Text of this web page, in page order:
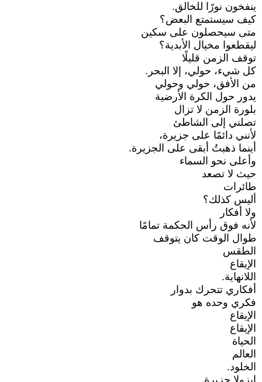
ينفخون نورًا للخالق.
كيف سيستمتع البعض؟
متى سيحصلون على سكين
ليقطعوا مخيال الأبدية؟
توقف الزمن قليلًا
كل شيء، حولي، إلا البحر.
من الأفق، حولي وحولي
يدور حول الكرة الأرضية
بلورة الزمن لا تزال
تصلني إلى الشاطئ
لأنني دائمًا على جزيرة،
أينما ذهبتُ أبقى على الجزيرة.
وأعلى نحو السماء
حيث لا تصعد
طائرات
أليس كذلك؟
ولا أفكار
لأنه فوق رأس الحكمة تمامًا
طوال الوقت كان يتوقف
الطقس
الإيقاع
اللانهاية.
أفكاري تتحرك بدوار
فكري وحده هو
الإيقاع
الإيقاع
الحياة
العالم
الخلود.